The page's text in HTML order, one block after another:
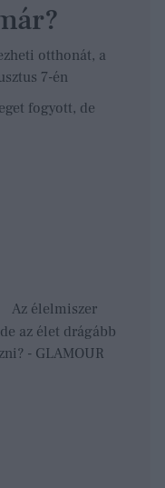
otthonát, a
7-én
fogyott, de
Az élelmiszer
az élet drágább
- GLAMOUR